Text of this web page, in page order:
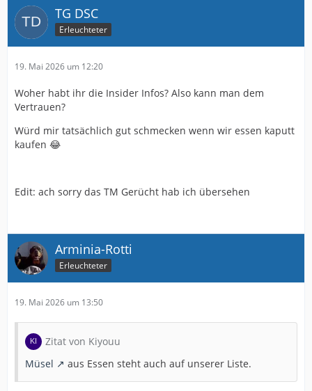
TG DSC
Erleuchteter
19. Mai 2026 um 12:20
Woher habt ihr die Insider Infos? Also kann man dem
Vertrauen?
Würd mir tatsächlich gut schmecken wenn wir essen kaputt
kaufen 😂
Edit: ach sorry das TM Gerücht hab ich übersehen
Arminia-Rotti
Erleuchteter
19. Mai 2026 um 13:50
Zitat von Kiyouu
Müsel
aus Essen steht auch auf unserer Liste.